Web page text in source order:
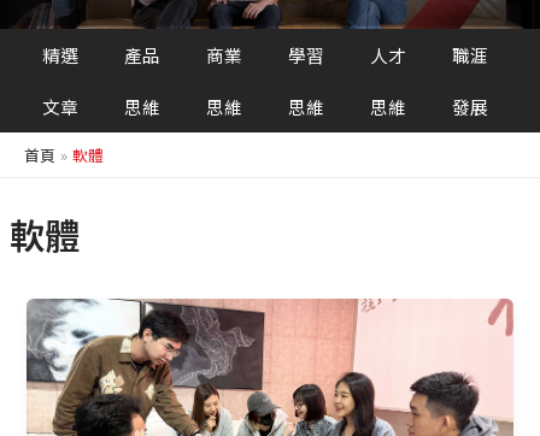
精選
文章
產品
思維
商業
思維
學習
思維
人才
思維
職涯
發展
首頁 軟體
軟體
CMoney
新
創
孵
化